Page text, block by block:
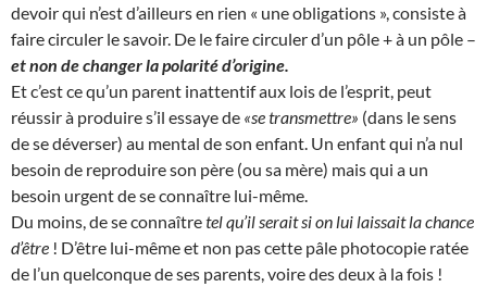
devoir qui n’est d’ailleurs en rien « une obligations », consiste à
faire circuler le savoir. De le faire circuler d’un pôle + à un pôle –
et non de changer la polarité d’origine.
Et c’est ce qu’un parent inattentif aux lois de l’esprit, peut
réussir à produire s’il essaye de «se transmettre» (dans le sens
de se déverser) au mental de son enfant. Un enfant qui n’a nul
besoin de reproduire son père (ou sa mère) mais qui a un
besoin urgent de se connaître lui-même.
Du moins, de se connaîtretel qu’il serait si on lui laissait la chance
d’être ! D’être lui-même et non pas cette pâle photocopie ratée
de l’un quelconque de ses parents, voire des deux à la fois !